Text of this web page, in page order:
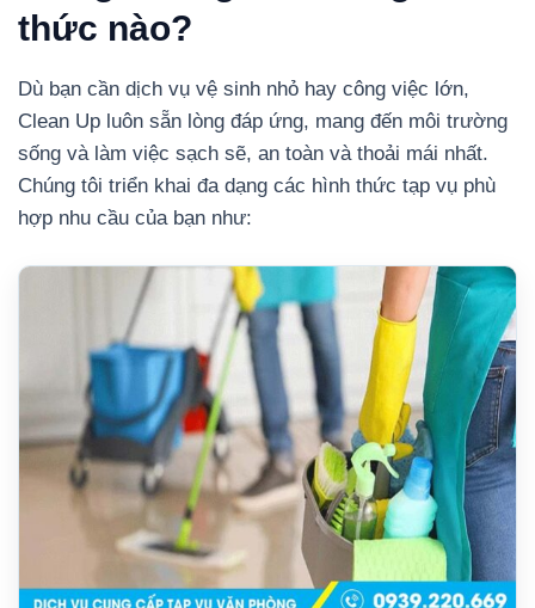
thức nào?
Dù bạn cần dịch vụ vệ sinh nhỏ hay công việc lớn,
Clean Up luôn sẵn lòng đáp ứng, mang đến môi trường
sống và làm việc sạch sẽ, an toàn và thoải mái nhất.
Chúng tôi triển khai đa dạng các hình thức tạp vụ phù
hợp nhu cầu của bạn như: